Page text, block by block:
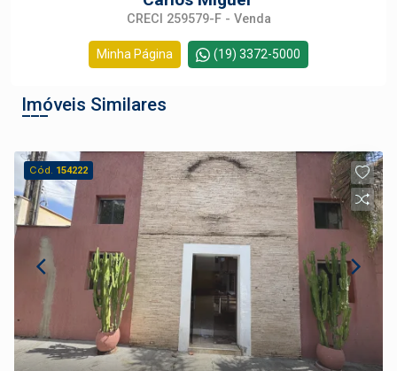
CRECI 259579-F - Venda
Minha Página (19) 3372-5000
Imóveis Similares
Cód. 154222